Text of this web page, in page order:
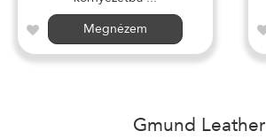
Megnézem
Gmund Leather